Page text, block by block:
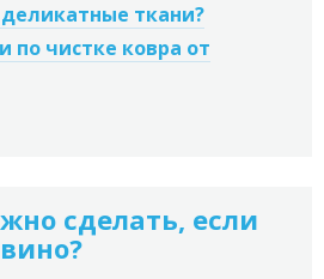
ткани?
по чистке ковра от
сделать, если